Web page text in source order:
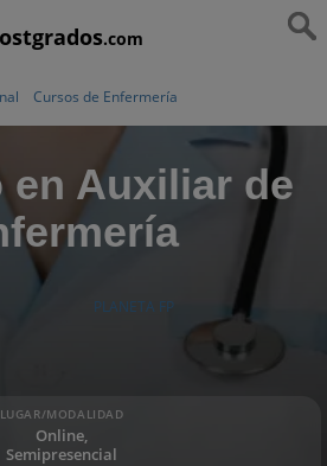
.com
Cursos de Enfermería
en Auxiliar de
PLANETA FP
LUGAR/MODALIDAD
Online,
Semipresencial